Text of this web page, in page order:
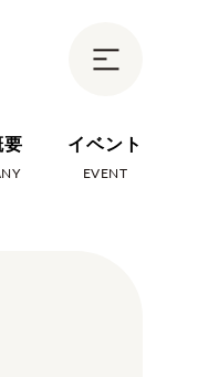
要
イベント
EVENT